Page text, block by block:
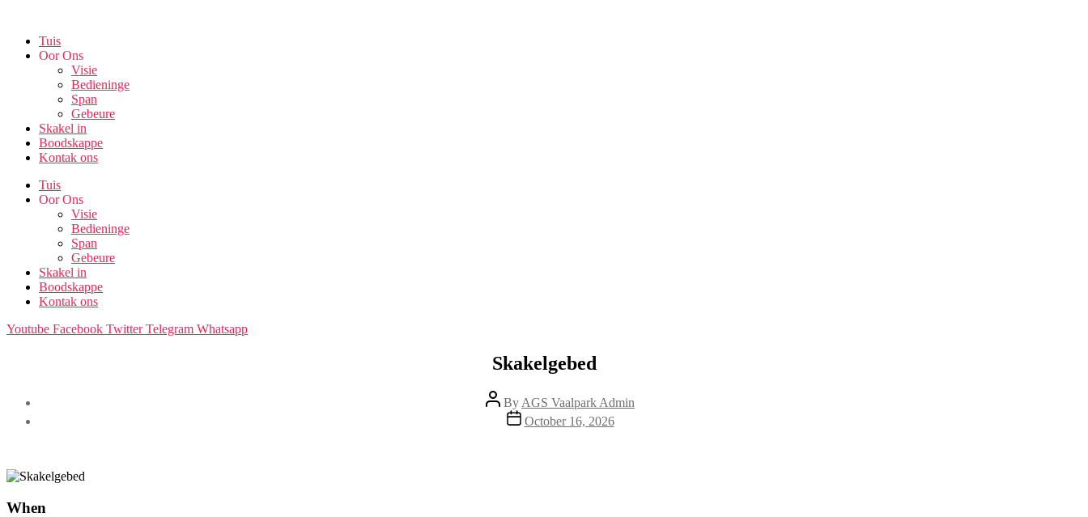
content
Tuis
Oor Ons
Visie
Bedieninge
Span
Gebeure
Skakel in
Boodskappe
Kontak ons
Tuis
Oor Ons
Visie
Bedieninge
Span
Gebeure
Skakel in
Boodskappe
Kontak ons
Youtube Facebook Twitter Telegram Whatsapp
Skakelgebed
Post
author
By AGS Vaalpark Admin
Post
date
October 16, 2026
When